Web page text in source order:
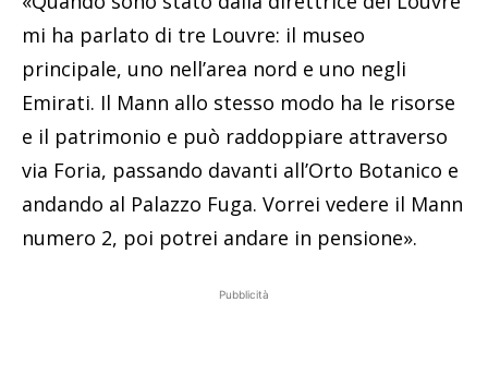
mi ha parlato di tre Louvre: il museo
principale, uno nell’area nord e uno negli
Emirati. Il Mann allo stesso modo ha le risorse
e il patrimonio e può raddoppiare attraverso
via Foria, passando davanti all’Orto Botanico e
andando al Palazzo Fuga. Vorrei vedere il Mann
numero 2, poi potrei andare in pensione».
Pubblicità